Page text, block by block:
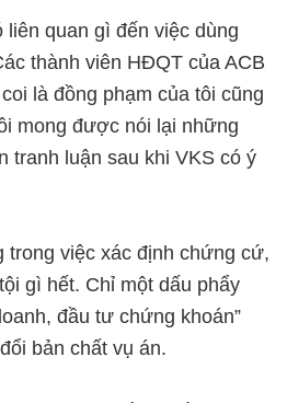
liên quan gì đến việc dùng
thành viên HĐQT của ACB
là đồng phạm của tôi cũng
mong được nói lại những
tranh luận sau khi VKS có ý
trong việc xác định chứng cứ,
gì hết. Chỉ một dấu phẩy
đầu tư chứng khoán”
bản chất vụ án.